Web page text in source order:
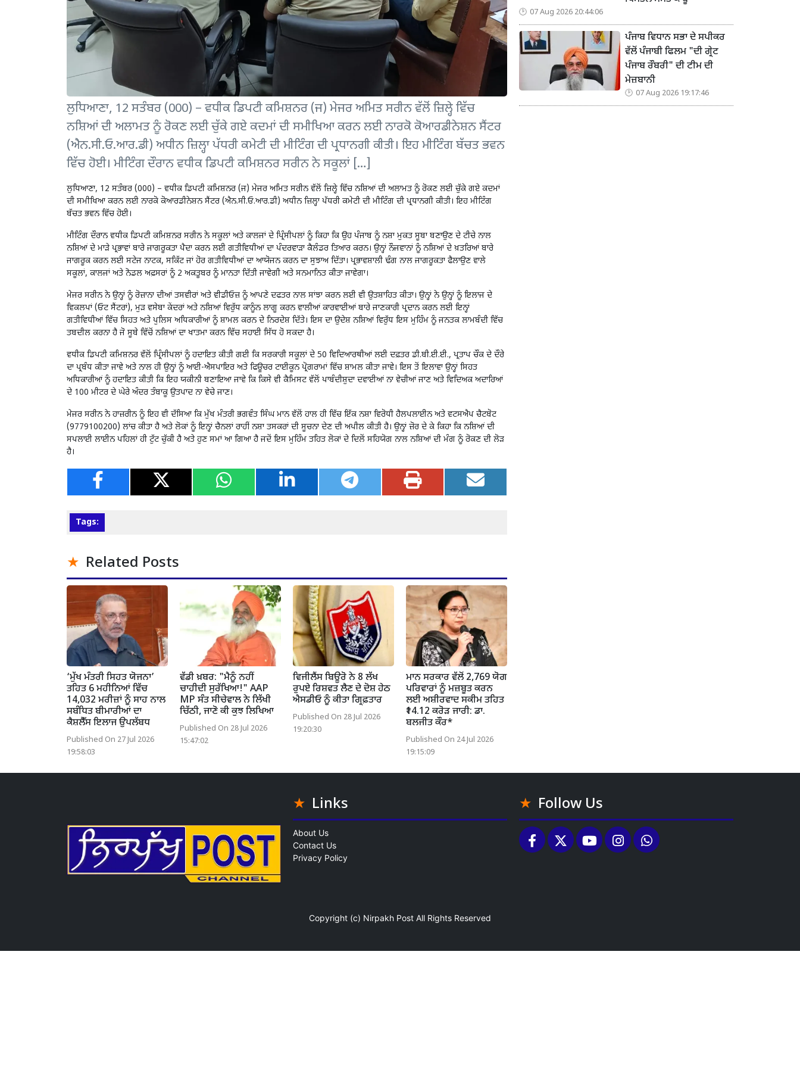
ਲੁਧਿਆਣਾ, 12 ਸਤੰਬਰ (000) – ਵਧੀਕ ਡਿਪਟੀ ਕਮਿਸ਼ਨਰ (ਜ) ਮੇਜਰ ਅਮਿਤ ਸਰੀਨ ਵੱਲੋਂ ਜ਼ਿਲ੍ਹੇ ਵਿੱਚ
ਨਸ਼ਿਆਂ ਦੀ ਅਲਾਮਤ ਨੂੰ ਰੋਕਣ ਲਈ ਚੁੱਕੇ ਗਏ ਕਦਮਾਂ ਦੀ ਸਮੀਖਿਆ ਕਰਨ ਲਈ ਨਾਰਕੋ ਕੋਆਰਡੀਨੇਸ਼ਨ ਸੈਂਟਰ
(ਐਨ.ਸੀ.ਓ.ਆਰ.ਡੀ) ਅਧੀਨ ਜ਼ਿਲ੍ਹਾ ਪੱਧਰੀ ਕਮੇਟੀ ਦੀ ਮੀਟਿੰਗ ਦੀ ਪ੍ਰਧਾਨਗੀ ਕੀਤੀ। ਇਹ ਮੀਟਿੰਗ ਬੱਚਤ ਭਵਨ
ਵਿੱਚ ਹੋਈ। ਮੀਟਿੰਗ ਦੌਰਾਨ ਵਧੀਕ ਡਿਪਟੀ ਕਮਿਸ਼ਨਰ ਸਰੀਨ ਨੇ ਸਕੂਲਾਂ […]
ਲੁਧਿਆਣਾ, 12 ਸਤੰਬਰ (000) – ਵਧੀਕ ਡਿਪਟੀ ਕਮਿਸ਼ਨਰ (ਜ) ਮੇਜਰ ਅਮਿਤ ਸਰੀਨ ਵੱਲੋਂ ਜ਼ਿਲ੍ਹੇ ਵਿੱਚ ਨਸ਼ਿਆਂ ਦੀ ਅਲਾਮਤ ਨੂੰ ਰੋਕਣ ਲਈ ਚੁੱਕੇ ਗਏ ਕਦਮਾਂ
ਦੀ ਸਮੀਖਿਆ ਕਰਨ ਲਈ ਨਾਰਕੋ ਕੋਆਰਡੀਨੇਸ਼ਨ ਸੈਂਟਰ (ਐਨ.ਸੀ.ਓ.ਆਰ.ਡੀ) ਅਧੀਨ ਜ਼ਿਲ੍ਹਾ ਪੱਧਰੀ ਕਮੇਟੀ ਦੀ ਮੀਟਿੰਗ ਦੀ ਪ੍ਰਧਾਨਗੀ ਕੀਤੀ। ਇਹ ਮੀਟਿੰਗ
ਬੱਚਤ ਭਵਨ ਵਿੱਚ ਹੋਈ।
ਮੀਟਿੰਗ ਦੌਰਾਨ ਵਧੀਕ ਡਿਪਟੀ ਕਮਿਸ਼ਨਰ ਸਰੀਨ ਨੇ ਸਕੂਲਾਂ ਅਤੇ ਕਾਲਜਾਂ ਦੇ ਪ੍ਰਿੰਸੀਪਲਾਂ ਨੂੰ ਕਿਹਾ ਕਿ ਉਹ ਪੰਜਾਬ ਨੂੰ ਨਸ਼ਾ ਮੁਕਤ ਸੂਬਾ ਬਣਾਉਣ ਦੇ ਟੀਚੇ ਨਾਲ
ਨਸ਼ਿਆਂ ਦੇ ਮਾੜੇ ਪ੍ਰਭਾਵਾਂ ਬਾਰੇ ਜਾਗਰੂਕਤਾ ਪੈਦਾ ਕਰਨ ਲਈ ਗਤੀਵਿਧੀਆਂ ਦਾ ਪੰਦਰਵਾੜਾ ਕੈਲੰਡਰ ਤਿਆਰ ਕਰਨ। ਉਨ੍ਹਾਂ ਨੌਜਵਾਨਾਂ ਨੂੰ ਨਸ਼ਿਆਂ ਦੇ ਖ਼ਤਰਿਆਂ ਬਾਰੇ
ਜਾਗਰੂਕ ਕਰਨ ਲਈ ਸਟੇਜ ਨਾਟਕ, ਸਕਿੱਟ ਜਾਂ ਹੋਰ ਗਤੀਵਿਧੀਆਂ ਦਾ ਆਯੋਜਨ ਕਰਨ ਦਾ ਸੁਝਾਅ ਦਿੱਤਾ। ਪ੍ਰਭਾਵਸ਼ਾਲੀ ਢੰਗ ਨਾਲ ਜਾਗਰੂਕਤਾ ਫੈਲਾਉਣ ਵਾਲੇ
ਸਕੂਲਾਂ, ਕਾਲਜਾਂ ਅਤੇ ਨੋਡਲ ਅਫ਼ਸਰਾਂ ਨੂੰ 2 ਅਕਤੂਬਰ ਨੂੰ ਮਾਨਤਾ ਦਿੱਤੀ ਜਾਵੇਗੀ ਅਤੇ ਸਨਮਾਨਿਤ ਕੀਤਾ ਜਾਵੇਗਾ।
ਮੇਜਰ ਸਰੀਨ ਨੇ ਉਨ੍ਹਾਂ ਨੂੰ ਰੋਜ਼ਾਨਾ ਦੀਆਂ ਤਸਵੀਰਾਂ ਅਤੇ ਵੀਡੀਓਜ਼ ਨੂੰ ਆਪਣੇ ਦਫਤਰ ਨਾਲ ਸਾਂਝਾ ਕਰਨ ਲਈ ਵੀ ਉਤਸ਼ਾਹਿਤ ਕੀਤਾ। ਉਨ੍ਹਾਂ ਨੇ ਉਨ੍ਹਾਂ ਨੂੰ ਇਲਾਜ ਦੇ
ਵਿਕਲਪਾਂ (ਓਟ ਸੈਂਟਰਾਂ), ਮੁੜ ਵਸੇਬਾ ਕੇਂਦਰਾਂ ਅਤੇ ਨਸ਼ਿਆਂ ਵਿਰੁੱਧ ਕਾਨੂੰਨ ਲਾਗੂ ਕਰਨ ਵਾਲੀਆਂ ਕਾਰਵਾਈਆਂ ਬਾਰੇ ਜਾਣਕਾਰੀ ਪ੍ਰਦਾਨ ਕਰਨ ਲਈ ਇਨ੍ਹਾਂ
ਗਤੀਵਿਧੀਆਂ ਵਿੱਚ ਸਿਹਤ ਅਤੇ ਪੁਲਿਸ ਅਧਿਕਾਰੀਆਂ ਨੂੰ ਸ਼ਾਮਲ ਕਰਨ ਦੇ ਨਿਰਦੇਸ਼ ਦਿੱਤੇ। ਇਸ ਦਾ ਉਦੇਸ਼ ਨਸ਼ਿਆਂ ਵਿਰੁੱਧ ਇਸ ਮੁਹਿੰਮ ਨੂੰ ਜਨਤਕ ਲਾਮਬੰਦੀ ਵਿੱਚ
ਤਬਦੀਲ ਕਰਨਾ ਹੈ ਜੋ ਸੂਬੇ ਵਿੱਚੋਂ ਨਸ਼ਿਆਂ ਦਾ ਖਾਤਮਾ ਕਰਨ ਵਿੱਚ ਸਹਾਈ ਸਿੱਧ ਹੋ ਸਕਦਾ ਹੈ।
ਵਧੀਕ ਡਿਪਟੀ ਕਮਿਸ਼ਨਰ ਵੱਲੋਂ ਪ੍ਰਿੰਸੀਪਲਾਂ ਨੂੰ ਹਦਾਇਤ ਕੀਤੀ ਗਈ ਕਿ ਸਰਕਾਰੀ ਸਕੂਲਾਂ ਦੇ 50 ਵਿਦਿਆਰਥੀਆਂ ਲਈ ਦਫ਼ਤਰ ਡੀ.ਬੀ.ਈ.ਈ., ਪ੍ਰਤਾਪ ਚੌਂਕ ਦੇ ਦੌਰੇ
ਦਾ ਪ੍ਰਬੰਧ ਕੀਤਾ ਜਾਵੇ ਅਤੇ ਨਾਲ ਹੀ ਉਨ੍ਹਾਂ ਨੂੰ ਆਈ-ਐਸਪਾਇਰ ਅਤੇ ਫਿਊਚਰ ਟਾਈਕੂਨ ਪ੍ਰੋਗਰਾਮਾਂ ਵਿੱਚ ਸ਼ਾਮਲ ਕੀਤਾ ਜਾਵੇ। ਇਸ ਤੋਂ ਇਲਾਵਾ ਉਨ੍ਹਾਂ ਸਿਹਤ
ਅਧਿਕਾਰੀਆਂ ਨੂੰ ਹਦਾਇਤ ਕੀਤੀ ਕਿ ਇਹ ਯਕੀਨੀ ਬਣਾਇਆ ਜਾਵੇ ਕਿ ਕਿਸੇ ਵੀ ਕੈਮਿਸਟ ਵੱਲੋਂ ਪਾਬੰਦੀਸ਼ੁਦਾ ਦਵਾਈਆਂ ਨਾ ਵੇਚੀਆਂ ਜਾਣ ਅਤੇ ਵਿਦਿਅਕ ਅਦਾਰਿਆਂ
ਦੇ 100 ਮੀਟਰ ਦੇ ਘੇਰੇ ਅੰਦਰ ਤੰਬਾਕੂ ਉਤਪਾਦ ਨਾ ਵੇਚੇ ਜਾਣ।
ਮੇਜਰ ਸਰੀਨ ਨੇ ਹਾਜ਼ਰੀਨ ਨੂੰ ਇਹ ਵੀ ਦੱਸਿਆ ਕਿ ਮੁੱਖ ਮੰਤਰੀ ਭਗਵੰਤ ਸਿੰਘ ਮਾਨ ਵੱਲੋਂ ਹਾਲ ਹੀ ਵਿੱਚ ਇੱਕ ਨਸ਼ਾ ਵਿਰੋਧੀ ਹੈਲਪਲਾਈਨ ਅਤੇ ਵਟਸਐਪ ਚੈਟਬੋਟ
(9779100200) ਲਾਂਚ ਕੀਤਾ ਹੈ ਅਤੇ ਲੋਕਾਂ ਨੂੰ ਇਨ੍ਹਾਂ ਚੈਨਲਾਂ ਰਾਹੀਂ ਨਸ਼ਾ ਤਸਕਰਾਂ ਦੀ ਸੂਚਨਾ ਦੇਣ ਦੀ ਅਪੀਲ ਕੀਤੀ ਹੈ। ਉਨ੍ਹਾਂ ਜ਼ੋਰ ਦੇ ਕੇ ਕਿਹਾ ਕਿ ਨਸ਼ਿਆਂ ਦੀ
ਸਪਲਾਈ ਲਾਈਨ ਪਹਿਲਾਂ ਹੀ ਟੁੱਟ ਚੁੱਕੀ ਹੈ ਅਤੇ ਹੁਣ ਸਮਾਂ ਆ ਗਿਆ ਹੈ ਜਦੋਂ ਇਸ ਮੁਹਿੰਮ ਤਹਿਤ ਲੋਕਾਂ ਦੇ ਦਿਲੋਂ ਸਹਿਯੋਗ ਨਾਲ ਨਸ਼ਿਆਂ ਦੀ ਮੰਗ ਨੂੰ ਰੋਕਣ ਦੀ ਲੋੜ
ਹੈ।
Tags:
Related Posts
‘ਮੁੱਖ ਮੰਤਰੀ ਸਿਹਤ ਯੋਜਨਾ’
ਤਹਿਤ 6 ਮਹੀਨਿਆਂ ਵਿੱਚ
14,032 ਮਰੀਜ਼ਾਂ ਨੂੰ ਸਾਹ ਨਾਲ
ਸਬੰਧਿਤ ਬੀਮਾਰੀਆਂ ਦਾ
ਕੈਸ਼ਲੈੱਸ ਇਲਾਜ ਉਪਲੱਬਧ
Published On 27 Jul 2026
19:58:03
ਵੱਡੀ ਖ਼ਬਰ: "ਮੈਨੂੰ ਨਹੀਂ
ਚਾਹੀਦੀ ਸੁਰੱਖਿਆ!" AAP
MP ਸੰਤ ਸੀਚੇਵਾਲ ਨੇ ਲਿੱਖੀ
ਚਿੱਠੀ, ਜਾਣੋ ਕੀ ਕੁਝ ਲਿਖਿਆ
Published On 28 Jul 2026
15:47:02
ਵਿਜੀਲੈਂਸ ਬਿਊਰੋ ਨੇ 8 ਲੱਖ
ਰੁਪਏ ਰਿਸ਼ਵਤ ਲੈਣ ਦੇ ਦੋਸ਼ ਹੇਠ
ਐਸਡੀਓ ਨੂੰ ਕੀਤਾ ਗ੍ਰਿਫ਼ਤਾਰ
Published On 28 Jul 2026
19:20:30
ਮਾਨ ਸਰਕਾਰ ਵੱਲੋਂ 2,769 ਯੋਗ
ਪਰਿਵਾਰਾਂ ਨੂੰ ਮਜ਼ਬੂਤ ਕਰਨ
ਲਈ ਅਸ਼ੀਰਵਾਦ ਸਕੀਮ ਤਹਿਤ
₹14.12 ਕਰੋੜ ਜਾਰੀ: ਡਾ.
ਬਲਜੀਤ ਕੌਰ*
Published On 24 Jul 2026
19:15:09
07 Aug 2026 20:44:06
ਪੰਜਾਬ ਵਿਧਾਨ ਸਭਾ ਦੇ ਸਪੀਕਰ
ਵੱਲੋਂ ਪੰਜਾਬੀ ਫਿਲਮ "ਦੀ ਗ੍ਰੇਟ
ਪੰਜਾਬ ਰੌਬਰੀ" ਦੀ ਟੀਮ ਦੀ
ਮੇਜ਼ਬਾਨੀ
07 Aug 2026 19:17:46
Links
About Us
Contact Us
Privacy Policy
Follow Us
Copyright (c) Nirpakh Post All Rights Reserved